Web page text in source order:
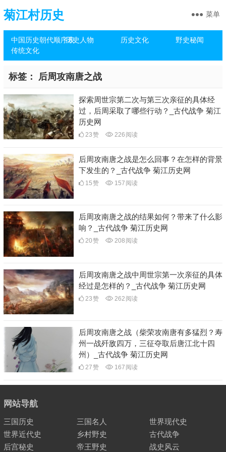
菊江村历史
中国历史朝代顺序表历史人物 历史文化
野史秘闻
传统文化
菜单
标签： 后周攻南唐之战
探索周世宗第二次与第三次亲征的具体经
过，后周采取了哪些行动？_古代战争 菊江
历史网
23赞 226 阅读
后周攻南唐之战是怎么回事？在怎样的背景
下发生的？_古代战争 菊江历史网
15赞 157 阅读
后周攻南唐之战的结果如何？带来了什么影
响？_古代战争 菊江历史网
20赞 208 阅读
后周攻南唐之战中周世宗第一次亲征的具体
经过是怎样的？_古代战争 菊江历史网
23赞 262 阅读
后周攻南唐之战（柴荣攻南唐有多猛烈？寿
州一战歼敌四万，三征夺取后唐江北十四
州）_古代战争 菊江历史网
27赞 167 阅读
网站导航
三国历史 三国名人
世界现代史
世界近代史
乡村野史
古代战争
后宫秘史
帝王野史 战史风云